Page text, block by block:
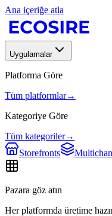
Ana içeriğe atla
Uygulamalar
Platforma Göre
Tüm platformlar→
Kategoriye Göre
Tüm kategoriler→
Storefronts
Pazara göz atın
Her platformda üretime